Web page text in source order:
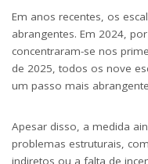
Em anos recentes, os
abrangentes. Em 2024,
concentraram-se nos
de 2025, todos os nove
um passo mais
Apesar disso, a medida
problemas estruturais,
indiretos ou a falta de